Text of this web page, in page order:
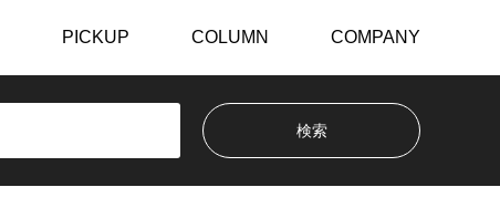
PICKUP COLUMN COMPANY